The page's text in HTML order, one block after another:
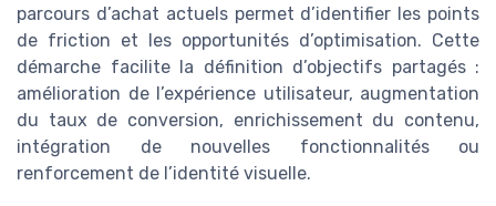
parcours d’achat actuels permet d’identifier les points
de friction et les opportunités d’optimisation. Cette
démarche facilite la définition d’objectifs partagés :
amélioration de l’expérience utilisateur, augmentation
du taux de conversion, enrichissement du contenu,
intégration de nouvelles fonctionnalités ou
renforcement de l’identité visuelle.